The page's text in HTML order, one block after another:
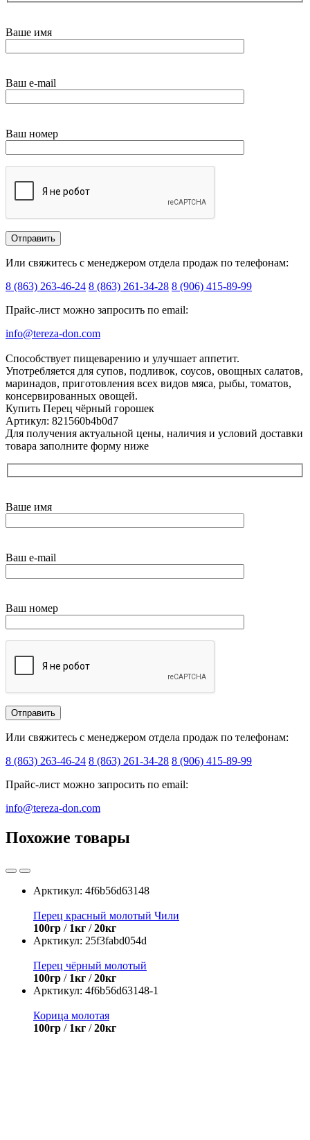
Ваше имя
Ваш e-mail
Ваш номер
Или свяжитесь с менеджером отдела продаж по телефонам:
8 (863) 263-46-24 8 (863) 261-34-28 8 (906) 415-89-99
Прайс-лист можно запросить по email:
info@tereza-don.com
Способствует пищеварению и улучшает аппетит.
Употребляется для супов, подливок, соусов, овощных салатов,
маринадов, приготовления всех видов мяса, рыбы, томатов,
консервированных овощей.
Купить Перец чёрный горошек
Артикул: 821560b4b0d7
Для получения актуальной цены, наличия и условий доставки
товара заполните форму ниже
Ваше имя
Ваш e-mail
Ваш номер
Или свяжитесь с менеджером отдела продаж по телефонам:
8 (863) 263-46-24 8 (863) 261-34-28 8 (906) 415-89-99
Прайс-лист можно запросить по email:
info@tereza-don.com
Похожие товары
Арктикул: 4f6b56d63148
Перец красный молотый Чили
100гр / 1кг /20кг
Арктикул: 25f3fabd054d
Перец чёрный молотый
100гр / 1кг /20кг
Арктикул: 4f6b56d63148-1
Корица молотая
100гр / 1кг /20кг